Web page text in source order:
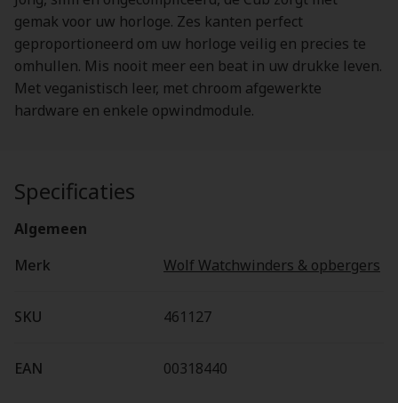
gemak voor uw horloge. Zes kanten perfect
geproportioneerd om uw horloge veilig en precies te
omhullen. Mis nooit meer een beat in uw drukke leven.
Met veganistisch leer, met chroom afgewerkte
hardware en enkele opwindmodule.
Specificaties
Algemeen
Merk
Wolf Watchwinders & opbergers
SKU 461127
EAN 00318440